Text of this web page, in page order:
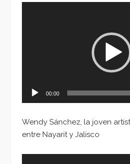
00:00
Wendy Sánchez, la joven
entre Nayarit y Jalisco